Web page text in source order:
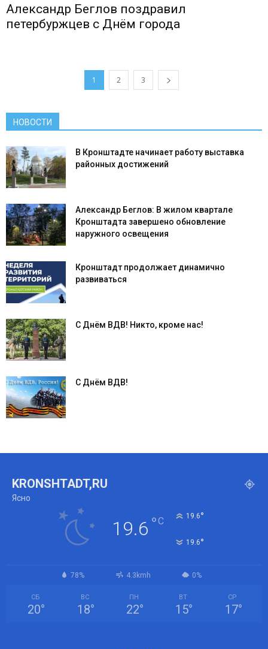
Александр Беглов поздравил
петербуржцев с Днём города
1 2 3
НОВОСТИ
В Кронштадте начинает работу выставка
районных достижений
Александр Беглов: В жилом квартале
Кронштадта завершено обновление
наружного освещения
Кронштадт продолжает динамично
развиваться
С Днём ВДВ! Никто, кроме нас!
С Днём ВДВ!
KRONSHTADT,RU
Ясно
19.6 °C 19.6°
19.6°
78% 4.3kmh 0%
СБ
20°
ВС
18°
ПН
22°
ВТ
15°
СР
17°